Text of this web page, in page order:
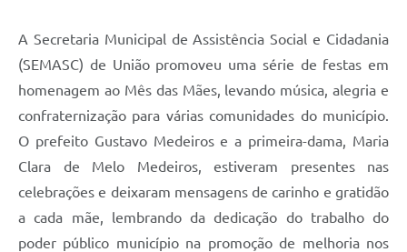
A Secretaria Municipal de Assistência Social e Cidadania
(SEMASC) de União promoveu uma série de festas em
homenagem ao Mês das Mães, levando música, alegria e
confraternização para várias comunidades do município.
O prefeito Gustavo Medeiros e a primeira-dama, Maria
Clara de Melo Medeiros, estiveram presentes nas
celebrações e deixaram mensagens de carinho e gratidão
a cada mãe, lembrando da dedicação do trabalho do
poder público município na promoção de melhoria nos